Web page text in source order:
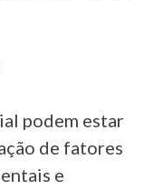
podem estar
de fatores
e